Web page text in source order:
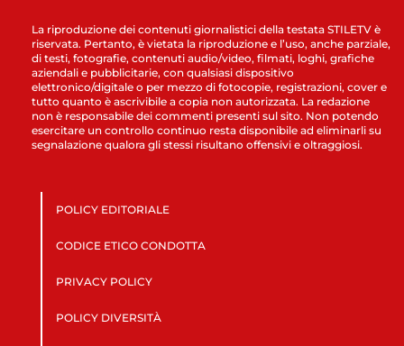
La riproduzione dei contenuti giornalistici della testata STILETV è
riservata. Pertanto, è vietata la riproduzione e l’uso, anche parziale,
di testi, fotografie, contenuti audio/video, filmati, loghi, grafiche
aziendali e pubblicitarie, con qualsiasi dispositivo
elettronico/digitale o per mezzo di fotocopie, registrazioni, cover e
tutto quanto è ascrivibile a copia non autorizzata. La redazione
non è responsabile dei commenti presenti sul sito. Non potendo
esercitare un controllo continuo resta disponibile ad eliminarli su
segnalazione qualora gli stessi risultano offensivi e oltraggiosi.
POLICY EDITORIALE
CODICE ETICO CONDOTTA
PRIVACY POLICY
POLICY DIVERSITÀ